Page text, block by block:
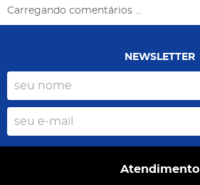
Carregando comentários ...
NEWSLETTER
Atendimento